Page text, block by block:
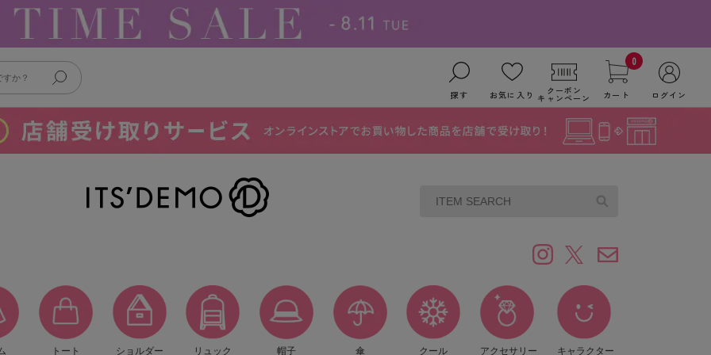
探す お気に入り クーポン
キャンペーン
0
カート ログイン
トート ショルダー リュック 帽子 傘 クール アクセサリー キャラクター